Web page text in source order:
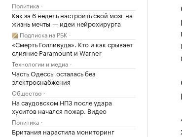
Политика
Как за 6 недель настроить свой мозг на
жизнь мечты — идеи нейрохирурга
Подписка на РБК
«Смерть Голливуда». Кто и как срывает
слияние Paramount и Warner
Технологии и медиа
Часть Одессы осталась без
электроснабжения
Общество
На саудовском НПЗ после удара
хуситов начался пожар. Видео
Политика
Британия нарастила мониторинг